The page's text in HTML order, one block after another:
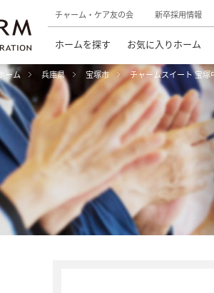
チャーム・ケア友の会 新卒採用情報
ホームを探す お気に入りホーム
ーム 兵庫県 宝塚市 チャームスイート 宝塚